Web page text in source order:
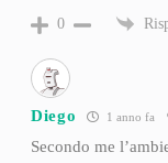
0
Diego 1 anno fa
Secondo me